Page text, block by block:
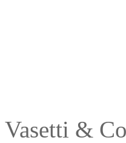
Vasetti &